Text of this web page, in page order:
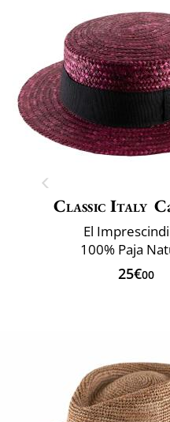
Classic Italy
El
100% Paja
25€00